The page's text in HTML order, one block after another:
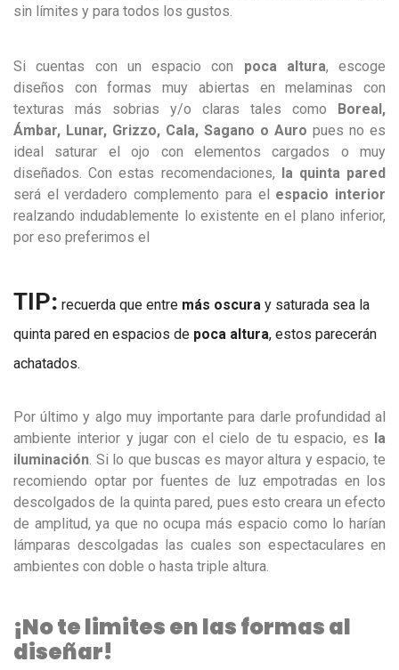
sin límites y para todos los gustos.
Si cuentas con un espacio con poca altura, escoge
diseños con formas muy abiertas en melaminas con
texturas más sobrias y/o claras tales como
Boreal,
Ámbar, Lunar, Grizzo, Cala, Sagano o Auro pues no es
ideal saturar el ojo con elementos cargados o muy
diseñados. Con estas recomendaciones,
la quinta pared
será el verdadero complemento para el espacio interior
realzando indudablemente lo existente en el plano inferior,
por eso preferimos el
TIP: recuerda que entre más oscura y saturada sea la
quinta pared en espacios de poca altura, estos parecerán
achatados.
Por último y algo muy importante para darle profundidad al
ambiente interior y jugar con el cielo de tu espacio, es la
iluminación . Si lo que buscas es mayor altura y espacio, te
recomiendo optar por fuentes de luz empotradas en los
descolgados de la quinta pared, pues esto creara un efecto
de amplitud, ya que no ocupa más espacio como lo harían
lámparas descolgadas las cuales son espectaculares en
ambientes con doble o hasta triple altura.
¡No te limites en las formas al
diseñar!